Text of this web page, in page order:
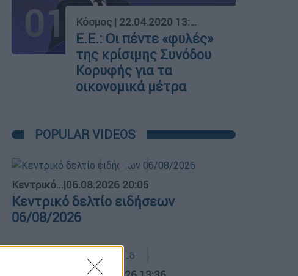
01 Κόσμος | 22.04.2020 13:04
Ε.Ε.: Οι πέντε «φυλές»
της κρίσιμης Συνόδου
Κορυφής για τα
οικονομικά μέτρα
POPULAR VIDEOS
Κεντρικό...|06.08.2026 20:05
Κεντρικό δελτίο ειδήσεων
06/08/2026